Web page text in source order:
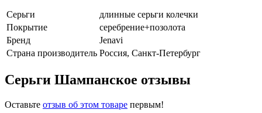
Серьги
длинные серьги колечки
Покрытие
серебрение+позолота
Бренд
Jenavi
Страна производитель Россия, Санкт-Петербург
Серьги Шампанское отзывы
Оставьте отзыв об этом товаре первым!